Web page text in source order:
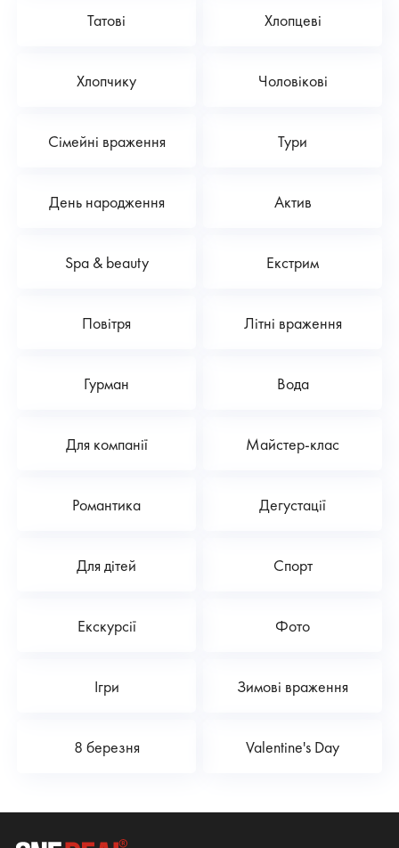
Татові Хлопцеві
Хлопчику Чоловікові
Сімейні враження Тури
День народження Актив
Spa & beauty Екстрим
Повітря Літні враження
Гурман Вода
Для компанії Майстер-клас
Романтика Дегустації
Для дітей Спорт
Екскурсії Фото
Ігри Зимові враження
8 березня Valentine's Day